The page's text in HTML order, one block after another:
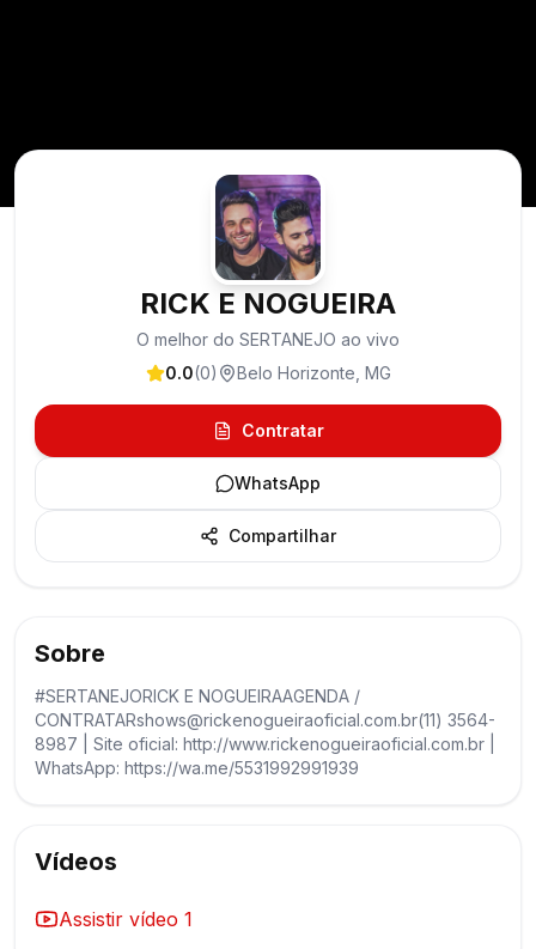
RICK E NOGUEIRA
O melhor do SERTANEJO ao vivo
0.0(0) Belo Horizonte MG
Contratar
WhatsApp
Compartilhar
Sobre
#SERTANEJORICK E NOGUEIRAAGENDA /
CONTRATARshows@rickenogueiraoficial.com.br(11) 3564-
8987 | Site oficial: http://www.rickenogueiraoficial.com.br |
WhatsApp: https://wa.me/5531992991939
Vídeos
Assistir vídeo 1